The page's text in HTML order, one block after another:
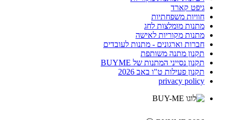
גיפט קארד
חוויות משפחתיות
מתנות מומלצות לחג
מתנות מקוריות לאישה
חברות וארגונים - מתנות לעובדים
תקנון מתנה משותפת
תקנון נסייני המתנות של BUYME
תקנון פעילות ט"ו באב 2026
privacy policy